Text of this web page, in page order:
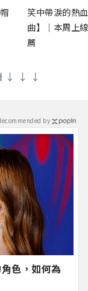
笑中帶淚的熱
曲】｜本周上
薦
↓ ↓ ↓
色，如何為
by